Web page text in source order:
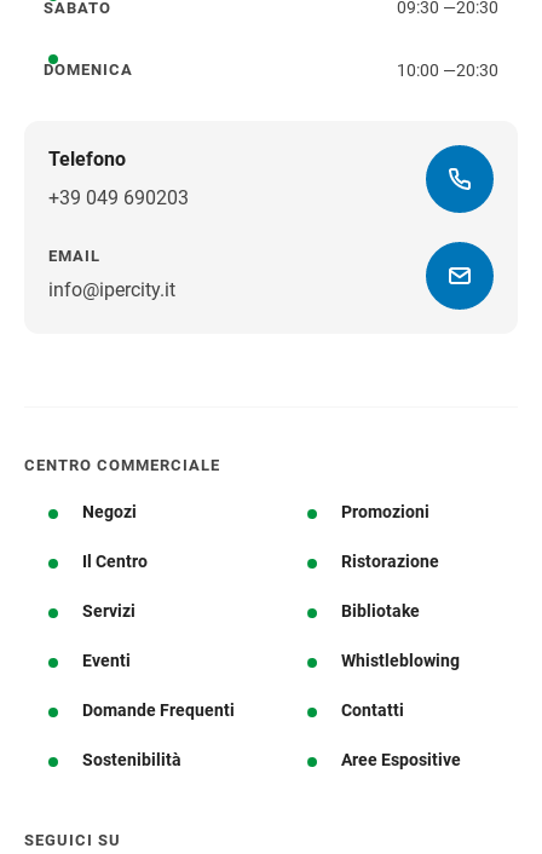
sabato
SABATO 09:30 —20:30
domenica
DOMENICA 10:00 —20:30
Telefono
+39 049 690203
EMAIL
info@ipercity.it
CENTRO COMMERCIALE
Negozi Promozioni
Il Centro Ristorazione
Servizi Bibliotake
Eventi Whistleblowing
Domande Frequenti Contatti
Sostenibilità Aree Espositive
SEGUICI SU